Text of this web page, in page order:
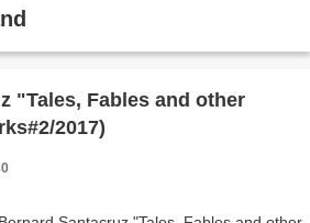
"Tales, Fables and other
2017)